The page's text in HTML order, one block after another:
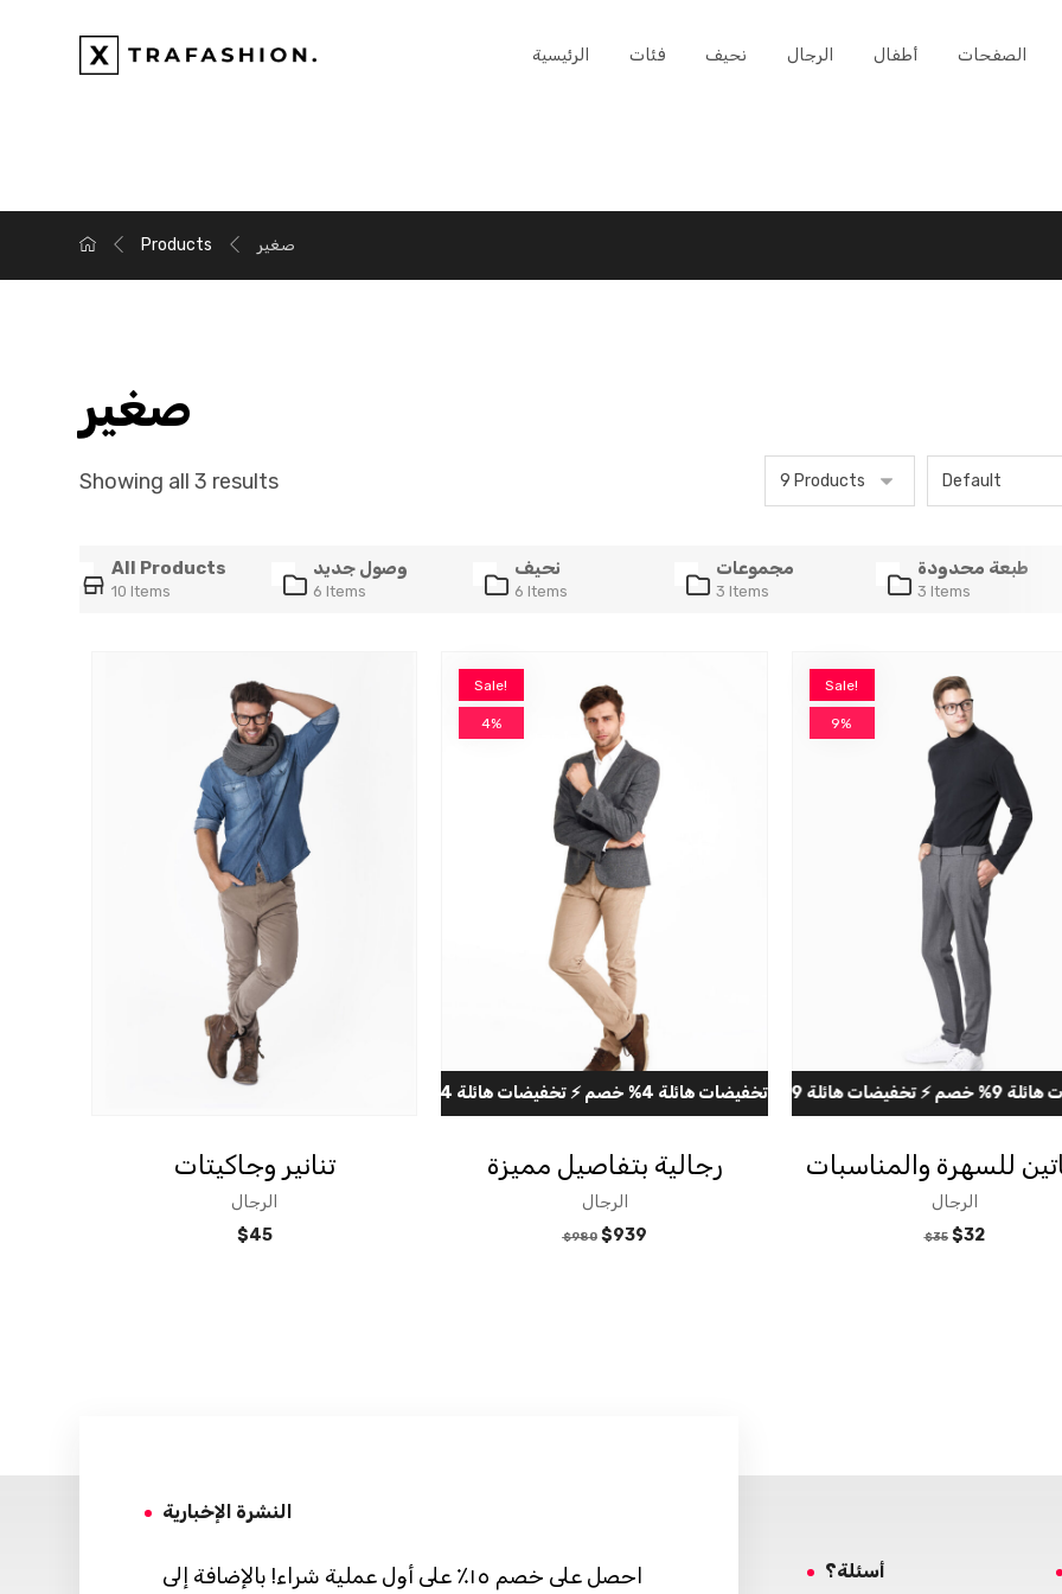
الرئيسية فئات نحيف الرجال أطفال الصفحات
Products صغير
صغير
Showing all 3 results
All Products
10 Items
وصول جديد
6 Items
نحيف
6 Items
مجموعات
3 Items
طبعة محدودة
3 Items
تنانير وجاكيتات
الرجال
$45
رجالية بتفاصيل مميزة
الرجال
$980 $939
Sale!
4%
للسهرة والمناسبات
الرجال
$35 $32
Sale!
9%
النشرة الإخبارية
احصل على خصم ١٥٪ على أول عملية شراء! بالإضافة إلى أسئلة؟